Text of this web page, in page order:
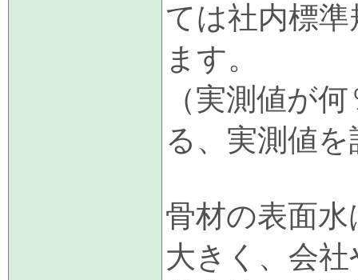
ては社内標
ます。
（実測値が
る、実測値
骨材の表面
大きく、会